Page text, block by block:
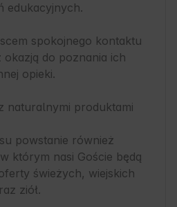
edukacyjnych.
spokojnego kontaktu
do poznania ich
opieki.
naturalnymi produktami
powstanie również
którym nasi Goście będą
świeżych, wiejskich
ziół.